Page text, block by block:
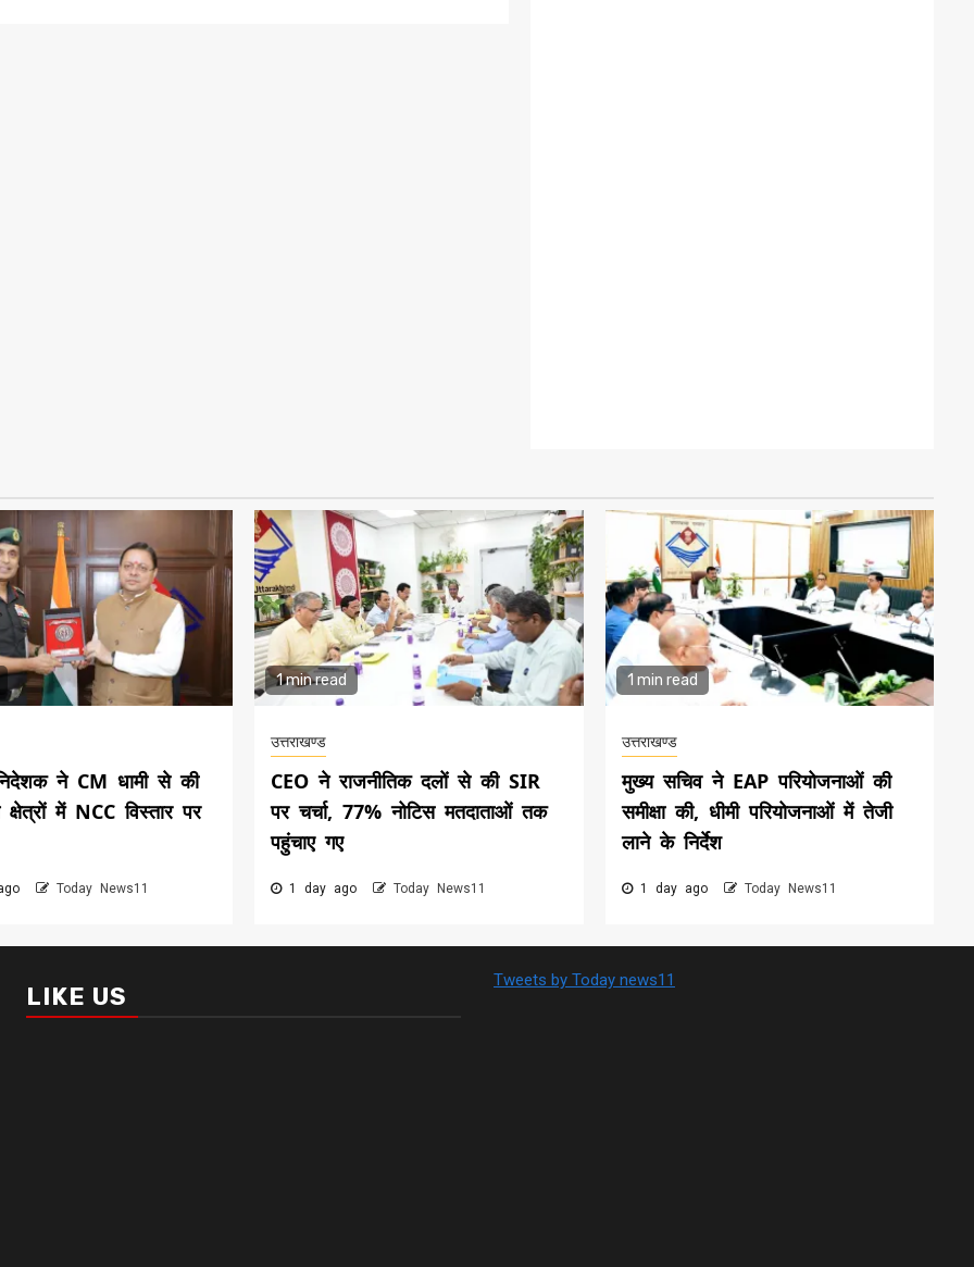
ने CM धामी से की
में NCC विस्तार पर
Today News11
1 min read
उत्तराखण्ड
CEO ने राजनीतिक दलों से की SIR
पर चर्चा, 77% नोटिस मतदाताओं तक
पहुंचाए गए
1 day ago Today News11
1 min read
उत्तराखण्ड
मुख्य सचिव ने EAP परियोजनाओं की
समीक्षा की, धीमी परियोजनाओं में तेजी
लाने के निर्देश
1 day ago Today News11
LIKE US
Tweets by Today news11